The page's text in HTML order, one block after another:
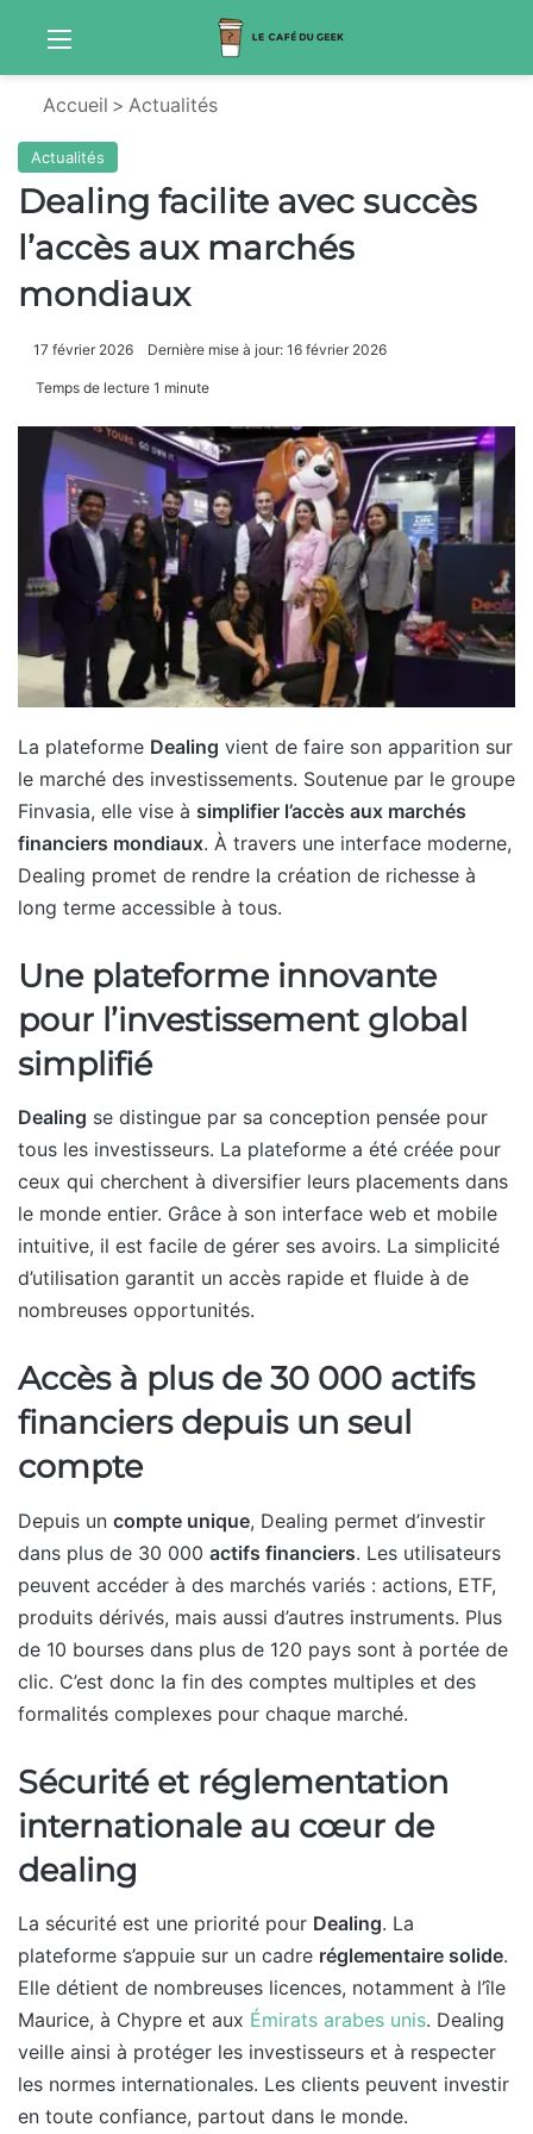
Menu
Accueil > Actualités
Actualités
Dealing facilite avec succès
l’accès aux marchés
mondiaux
17 février 2026 Dernière mise à jour: 16 février 2026
Temps de lecture 1 minute
La plateforme Dealing vient de faire son apparition sur
le marché des investissements. Soutenue par le groupe
Finvasia, elle vise à simplifier l’accès aux marchés
financiers mondiaux. À travers une interface moderne,
Dealing promet de rendre la création de richesse à
long terme accessible à tous.
Une plateforme innovante
pour l’investissement global
simplifié
Dealing se distingue par sa conception pensée pour
tous les investisseurs. La plateforme a été créée pour
ceux qui cherchent à diversifier leurs placements dans
le monde entier. Grâce à son interface web et mobile
intuitive, il est facile de gérer ses avoirs. La simplicité
d’utilisation garantit un accès rapide et fluide à de
nombreuses opportunités.
Accès à plus de 30 000 actifs
financiers depuis un seul
compte
Depuis un compte unique, Dealing permet d’investir
dans plus de 30 000 actifs financiers. Les utilisateurs
peuvent accéder à des marchés variés : actions, ETF,
produits dérivés, mais aussi d’autres instruments. Plus
de 10 bourses dans plus de 120 pays sont à portée de
clic. C’est donc la fin des comptes multiples et des
formalités complexes pour chaque marché.
Sécurité et réglementation
internationale au cœur de
dealing
La sécurité est une priorité pour Dealing. La
plateforme s’appuie sur un cadre réglementaire solide.
Elle détient de nombreuses licences, notamment à l’île
Maurice, à Chypre et aux Émirats arabes unis. Dealing
veille ainsi à protéger les investisseurs et à respecter
les normes internationales. Les clients peuvent investir
en toute confiance, partout dans le monde.